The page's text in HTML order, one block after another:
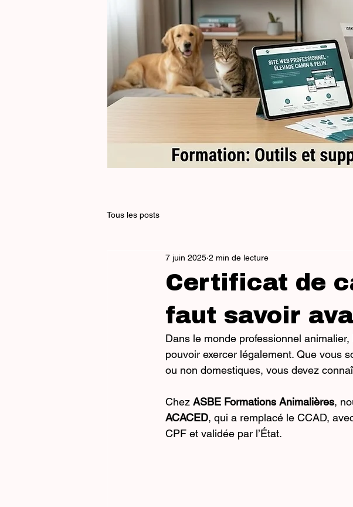
Tous les posts
Certificat de
faut savoir
7 juin 2025 2 min de lecture
Dans le monde professionnel animalier,
pouvoir exercer légalement. Que vous
ou non domestiques, vous devez
Chez ASBE Formations Animalières,
ACACED, qui a remplacé le CCAD,
CPF et validée par l’État.